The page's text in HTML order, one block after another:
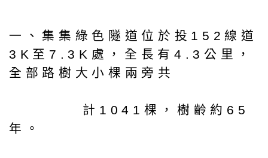
一、集集綠色隧道位於投152線道
3K至7.3K處，全長有4.3公里，
全部路樹大小棵兩旁共
計1041棵，樹齡約65
年。